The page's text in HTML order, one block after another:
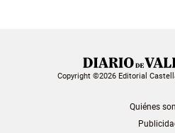
Copyright ©2026 Editorial
Quiénes